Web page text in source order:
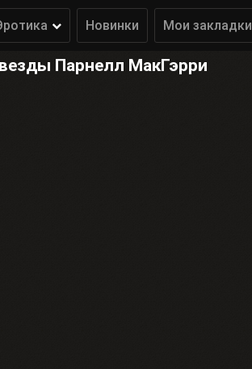
Новинки Мои закладки
Парнелл МакГэрри